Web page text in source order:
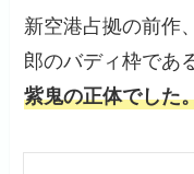
新空港占拠の前作
郎のバディ枠であ
紫鬼の正体でした